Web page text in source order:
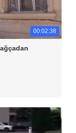
00:02:38